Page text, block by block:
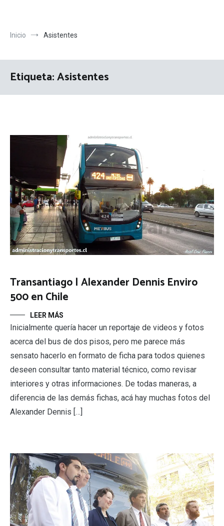
Inicio Asistentes
Etiqueta:Asistentes
Transantiago | Alexander Dennis Enviro
500 en Chile
LEER MÁS
Inicialmente quería hacer un reportaje de videos y fotos
acerca del bus de dos pisos, pero me parece más
sensato hacerlo en formato de ficha para todos quienes
deseen consultar tanto material técnico, como revisar
interiores y otras informaciones. De todas maneras, a
diferencia de las demás fichas, acá hay muchas fotos del
Alexander Dennis […]